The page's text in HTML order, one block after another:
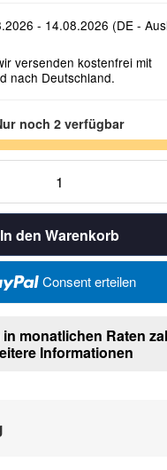
- 14.08.2026 (DE -
versenden kostenfrei mit
nach Deutschland.
noch 2 verfügbar
In den Warenkorb
Consent erteilen
monatlichen Raten
Informationen